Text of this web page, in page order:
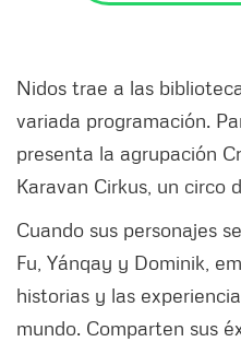
Nidos trae a las
variada programación.
presenta la agrupación
Karavan Cirkus, un circo
Cuando sus personajes
Fu, Yánqay y Dominik,
historias y las
mundo. Comparten sus